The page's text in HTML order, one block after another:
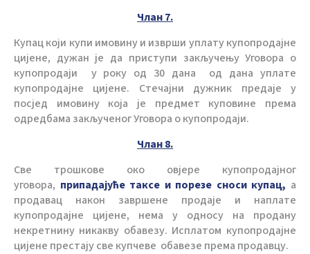
Члан 7.
Купац који купи имовину и изврши уплату купопродајне
цијене, дужан је да приступи закључењу Уговора о
купопродаји у року од 30 дана од дана уплате
купопродајне цијене. Стечајни дужник предаје у
посјед имовину која је предмет куповине према
одредбама закљученог Уговора о купопродаји.
Члан 8.
Све трошкове око овјере купопродајног
уговора, припадајуће таксе и порезе сноси купац, а
продавац након завршене продаје и наплате
купопродајне цијене, нема у односу на продану
некретнину никакву обавезу. Исплатом купопродајне
цијене престају све купчеве обавезе према продавцу.